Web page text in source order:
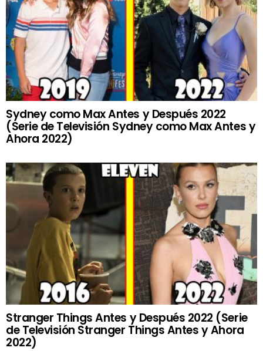
Sydney como Max Antes y Después 2022
(Serie de Televisión Sydney como Max Antes y
Ahora 2022)
Stranger Things Antes y Después 2022 (Serie
de Televisión Stranger Things Antes y Ahora
2022)